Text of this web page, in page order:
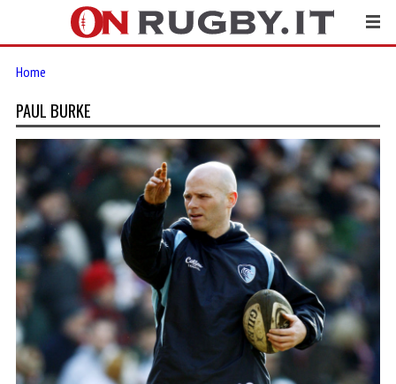
Home
PAUL BURKE